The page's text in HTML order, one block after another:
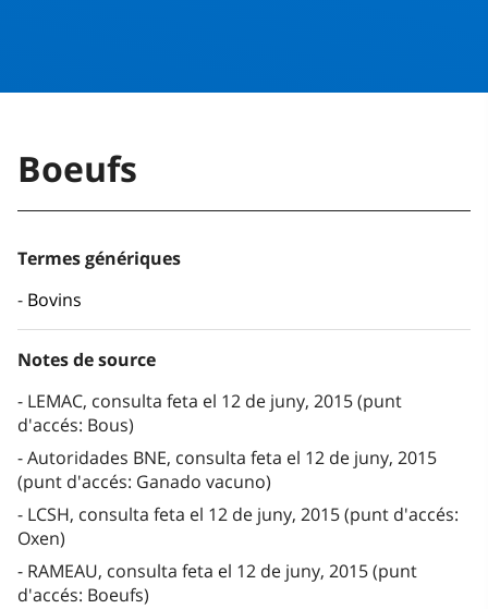
Boeufs
Termes génériques
Bovins
Notes de source
LEMAC, consulta feta el 12 de juny, 2015 (punt
d'accés: Bous)
Autoridades BNE, consulta feta el 12 de juny, 2015
(punt d'accés: Ganado vacuno)
LCSH, consulta feta el 12 de juny, 2015 (punt d'accés:
Oxen)
RAMEAU, consulta feta el 12 de juny, 2015 (punt
d'accés: Boeufs)